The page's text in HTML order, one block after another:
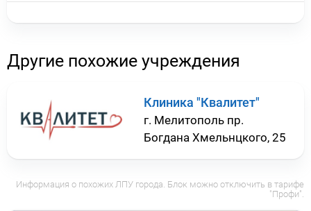
Другие похожие учреждения
Клиника "Квалитет"
г. Мелитополь пр.
Богдана Хмельнцкого, 25
Информация о похожих ЛПУ города. Блок можно отключить в тарифе
"Профи".